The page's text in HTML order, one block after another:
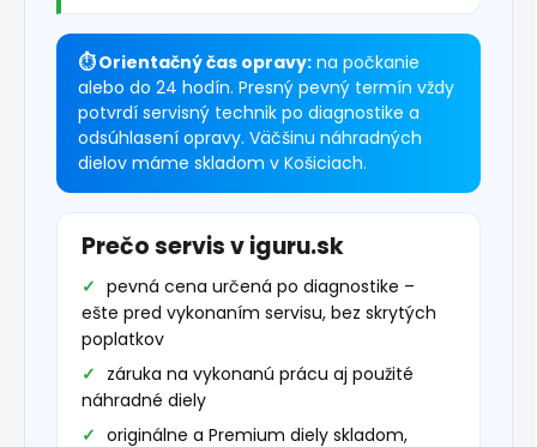
⏱ Orientačný čas opravy: na počkanie
alebo do 24 hodín. Presný pevný termín vždy
potvrdí servisný technik po diagnostike a
odsúhlasení opravy. Väčšinu náhradných
dielov máme skladom v Košiciach.
Prečo servis v iguru.sk
pevná cena určená po diagnostike –
ešte pred vykonaním servisu, bez skrytých
poplatkov
záruka na vykonanú prácu aj použité
náhradné diely
originálne a Premium diely skladom,